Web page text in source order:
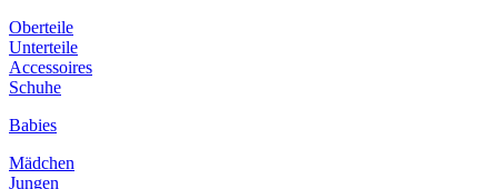
Oberteile
Unterteile
Accessoires
Schuhe
Babies
Mädchen
Jungen